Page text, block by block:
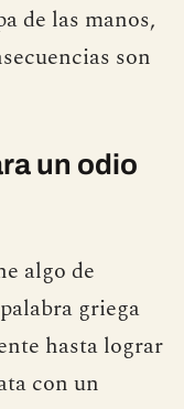
de las manos,
son
un odio
algo de
griega
hasta lograr
con un